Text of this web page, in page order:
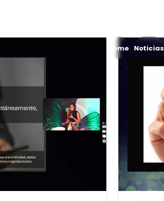
Home Noticias